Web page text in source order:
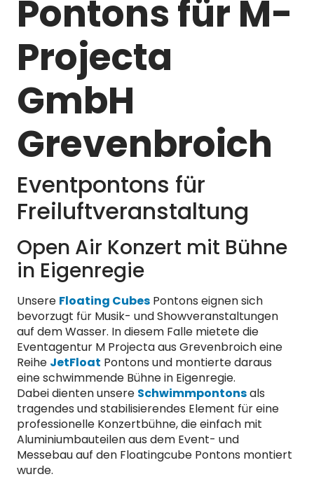
Pontons für M-
Projecta
GmbH
Grevenbroich
Eventpontons für
Freiluftveranstaltung
Open Air Konzert mit Bühne
in Eigenregie
Unsere Floating Cubes Pontons eignen sich
bevorzugt für Musik- und Showveranstaltungen
auf dem Wasser. In diesem Falle mietete die
Eventagentur M Projecta aus Grevenbroich eine
Reihe JetFloat Pontons und montierte daraus
eine schwimmende Bühne in Eigenregie.
Dabei dienten unsere Schwimmpontonsals
tragendes und stabilisierendes Element für eine
professionelle Konzertbühne, die einfach mit
Aluminiumbauteilen aus dem Event- und
Messebau auf den Floatingcube Pontons montiert
wurde.